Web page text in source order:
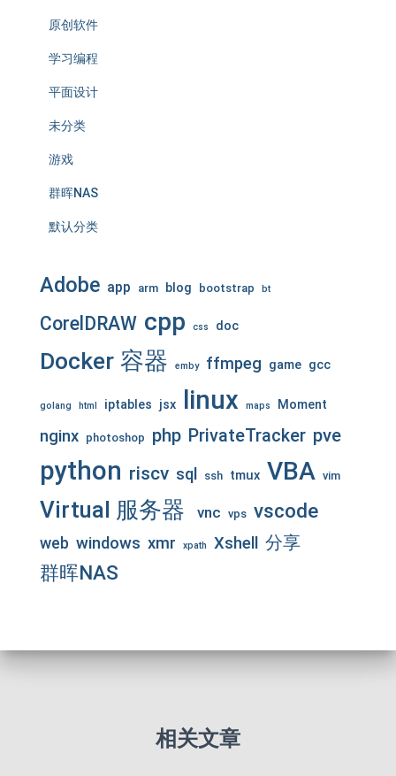
原创软件
学习编程
平面设计
未分类
游戏
群晖NAS
默认分类
Adobe app arm blog bootstrap bt
CorelDRAW cpp css doc
Docker 容器 emby ffmpeg game gcc
golang html iptables jsx linux maps Moment
nginx photoshop php PrivateTracker pve
python riscv sql ssh tmux VBA vim
Virtual 服务器 vnc vps vscode
web windows xmr xpath Xshell 分享
群晖NAS
相关文章